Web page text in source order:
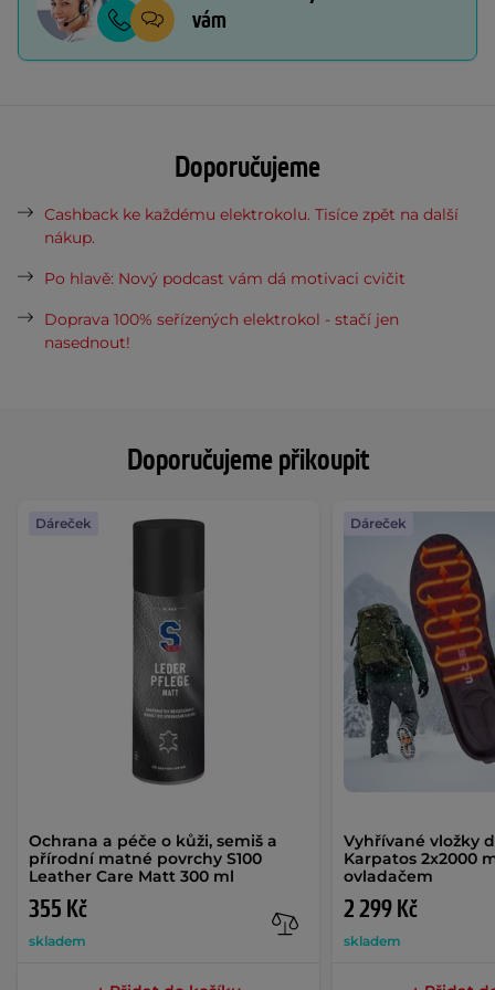
Doporučujeme přikoupit
Ochrana a péče o kůži, semiš a
přírodní matné povrchy S100
Leather Care Matt 300 ml
355 Kč
skladem
Dáreček
Vyhřívané vložky
Karpatos 2x2000
ovladačem
2 299 Kč
skladem
Dáreček
vám
Doporučujeme
Cashback ke každému elektrokolu. Tisíce zpět na další
nákup.
Po hlavě: Nový podcast vám dá motivaci cvičit
Doprava 100% seřízených elektrokol - stačí jen
nasednout!